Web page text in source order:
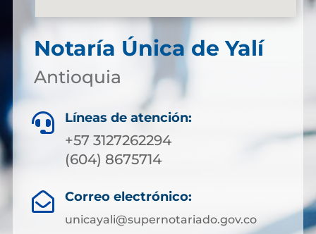
Notaría Única de Yalí
Antioquia
 Líneas de atención:
+57 3127262294
(604) 8675714
 Correo electrónico:
unicayali@supernotariado.gov.co